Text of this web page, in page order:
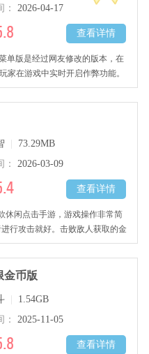
多种风格，随心打造专属忍者形
：
2026-04-17
查看详情
单版是经过网友修改的版本，在
家在游戏中实时开启作弊功能。
能
73.29MB
：
2026-03-09
查看详情
休闲点击手游，游戏操作非常简
行攻击就好。击败敌人获取的金
己的村庄，实现离线收益。喜欢
来本站下载游玩吧。
金币版
1.54GB
：
2025-11-05
查看详情